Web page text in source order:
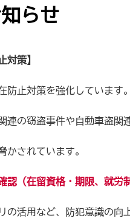
らせ
対策】
止対策を強化しています。
の窃盗事件や自動車盗関
かされています。
（在留資格・期限、就労
活用など、防犯意識の向